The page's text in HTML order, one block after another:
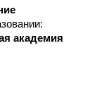
академия